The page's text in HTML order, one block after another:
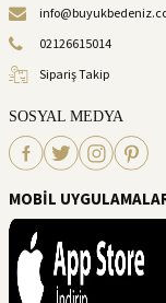
02126615014
Sipariş Takip
SOSYAL MEDYA
MOBİL